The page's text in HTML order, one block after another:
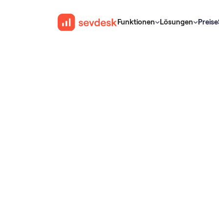
Funktionen Lösungen Preise